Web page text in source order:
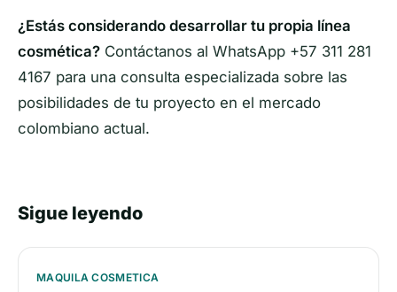
¿Estás considerando desarrollar tu propia línea
cosmética? Contáctanos al WhatsApp +57 311 281
4167 para una consulta especializada sobre las
posibilidades de tu proyecto en el mercado
colombiano actual.
Sigue leyendo
MAQUILA COSMETICA